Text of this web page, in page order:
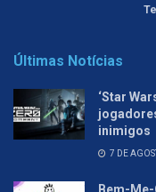
Últimas Notícias
‘Star
inimigos
7 DE